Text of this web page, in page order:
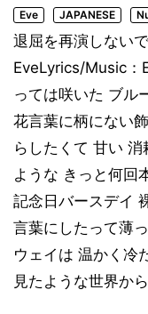
Eve JAPANESE
退屈を再演しない
EveLyrics/Music
っては咲いた ブル
花言葉に柄にない
らしたくて 甘い
ような きっと何回
記念日バースデイ
言葉にしたって薄
ウェイは 温かく冷
見たような世界か